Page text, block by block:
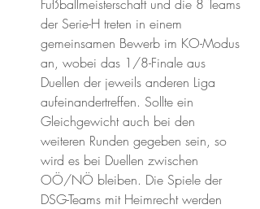
Fußballmeisterschaft und die 8 Teams
der Serie-H treten in einem
gemeinsamen Bewerb im KO-Modus
an, wobei das 1/8-Finale aus
Duellen der jeweils anderen Liga
aufeinandertreffen. Sollte ein
Gleichgewicht auch bei den
weiteren Runden gegeben sein, so
wird es bei Duellen zwischen
OÖ/NÖ bleiben. Die Spiele der
DSG-Teams mit Heimrecht werden